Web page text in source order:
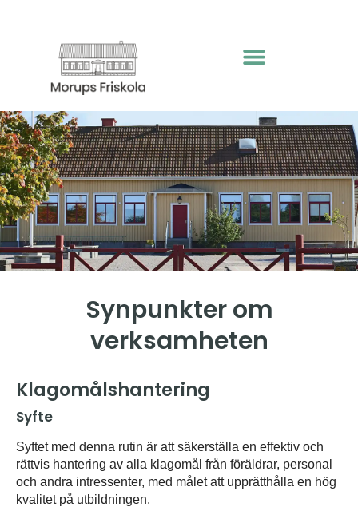
Synpunkter om
verksamheten
Klagomålshantering
Syfte
Syftet med denna rutin är att säkerställa en effektiv och
rättvis hantering av alla klagomål från föräldrar, personal
och andra intressenter, med målet att upprätthålla en hög
kvalitet på utbildningen.